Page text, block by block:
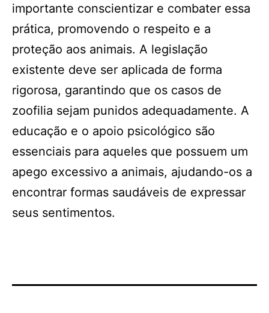
importante conscientizar e combater essa
prática, promovendo o respeito e a
proteção aos animais. A legislação
existente deve ser aplicada de forma
rigorosa, garantindo que os casos de
zoofilia sejam punidos adequadamente. A
educação e o apoio psicológico são
essenciais para aqueles que possuem um
apego excessivo a animais, ajudando-os a
encontrar formas saudáveis de expressar
seus sentimentos.